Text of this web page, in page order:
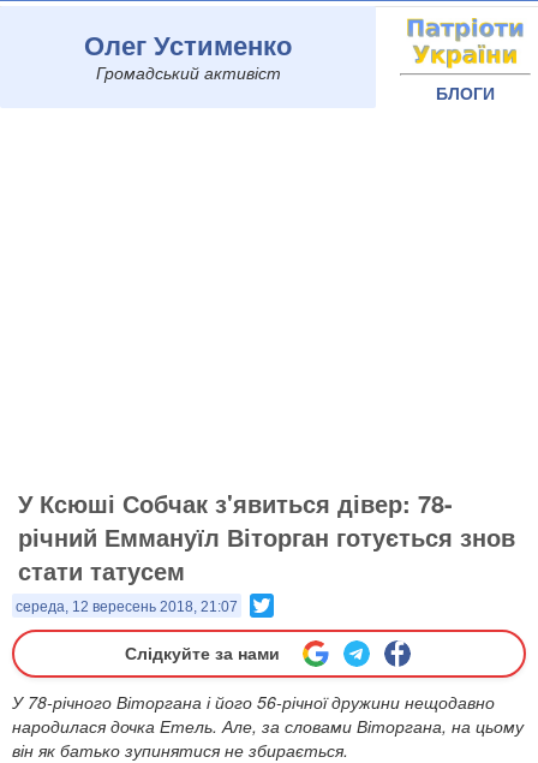
Олег Устименко
Громадський активіст
БЛОГИ
У Ксюші Собчак з'явиться дівер: 78-
річний Еммануїл Віторган готується знов
стати татусем
середа, 12 вересень 2018, 21:07
Слідкуйте за нами
У 78-річного Віторгана і його 56-річної дружини нещодавно
народилася дочка Етель. Але, за словами Віторгана, на цьому
він як батько зупинятися не збирається.